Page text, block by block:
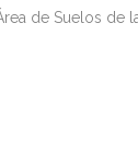
de Suelos de